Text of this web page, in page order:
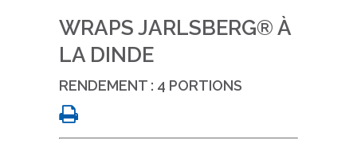
WRAPS JARLSBERG® À
LA DINDE
RENDEMENT : 4 PORTIONS